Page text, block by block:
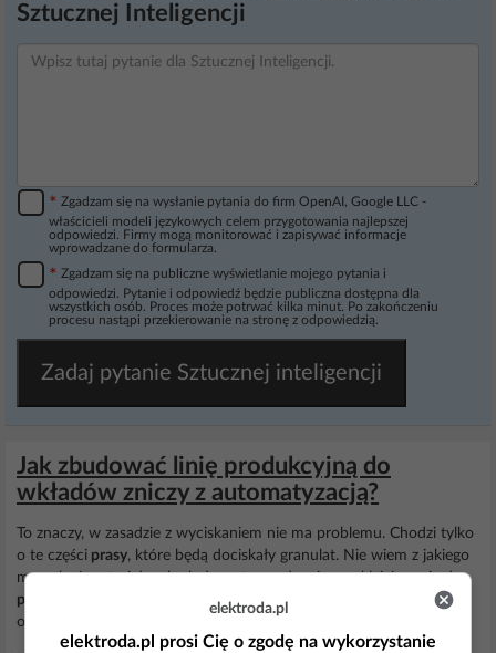
Sztucznej Inteligencji
* Zgadzam się na wysłanie pytania do firm OpenAI, Google LLC -
właścicieli modeli językowych celem przygotowania najlepszej
odpowiedzi. Firmy mogą monitorować i zapisywać informacje
wprowadzane do formularza.
* Zgadzam się na publiczne wyświetlanie mojego pytania i
odpowiedzi. Pytanie i odpowiedź będzie publiczna dostępna dla
wszystkich osób. Proces może potrwać kilka minut. Po zakończeniu
procesu nastąpi przekierowanie na stronę z odpowiedzią.
Zadaj pytanie Sztucznej inteligencji
Jak zbudować linię produkcyjną do
wkładów zniczy z automatyzacją?
To znaczy, w zasadzie z wyciskaniem nie ma problemu. Chodzi tylko
o te części prasy, które będą dociskały granulat. Nie wiem z jakiego
mogą być materiału, aby były wytrzymałe, nie przyklejające się do
parafiny
i łatwe w obróbce. Dziękuję za pomoc i proszę o
odpowiedź! Pozdrawiam! Kamil
elektroda.pl
elektroda.pl prosi Cię o zgodę na wykorzystanie